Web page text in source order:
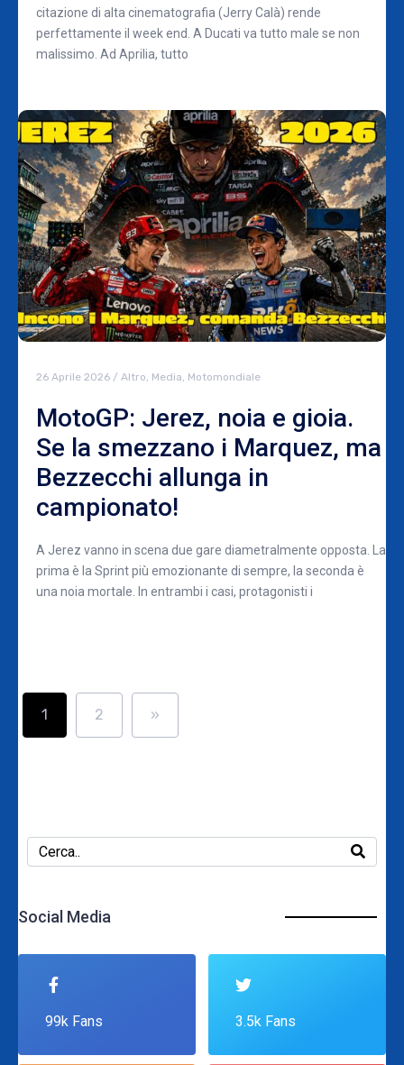
citazione di alta cinematografia (Jerry Calà) rende
perfettamente il week end. A Ducati va tutto male se non
malissimo. Ad Aprilia, tutto
26 Aprile 2026 / Altro Media Motomondiale
MotoGP: Jerez, noia e gioia.
Se la smezzano i Marquez, ma
Bezzecchi allunga in
campionato!
A Jerez vanno in scena due gare diametralmente opposta. La
prima è la Sprint più emozionante di sempre, la seconda è
una noia mortale. In entrambi i casi, protagonisti i
1 2 »
Social Media
99k Fans 3.5k Fans